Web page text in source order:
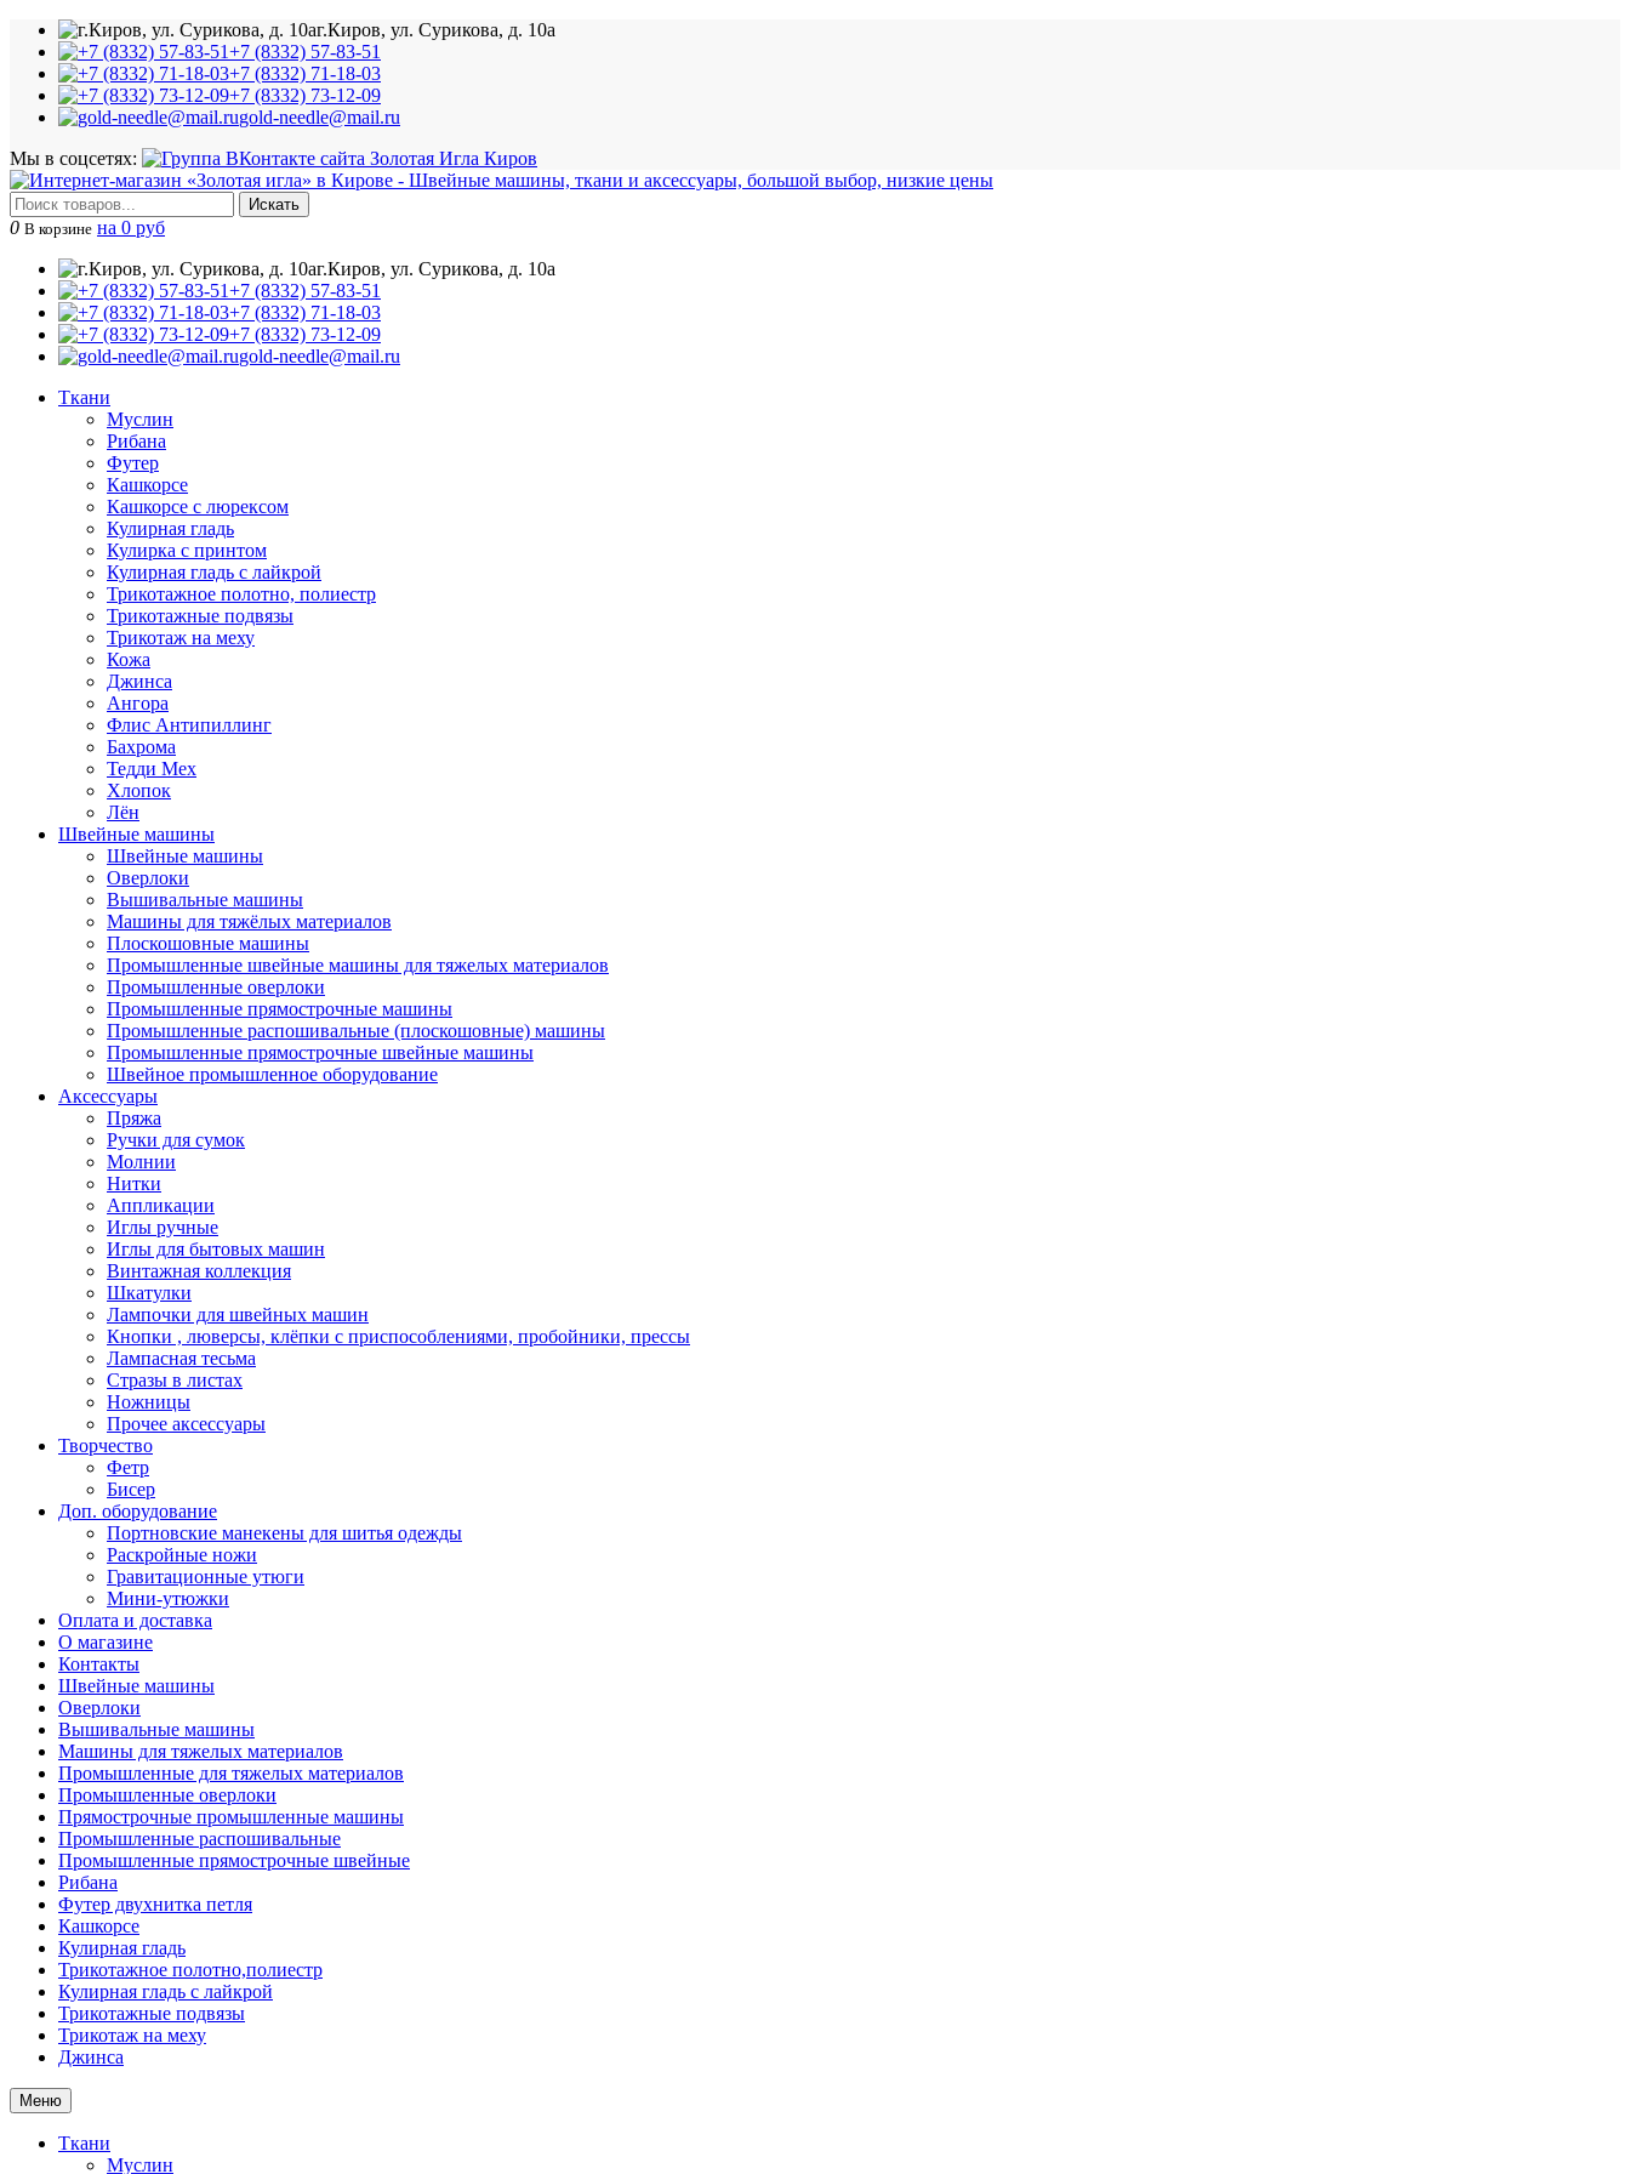
г.Киров, ул. Сурикова, д. 10а
+7 (8332) 57-83-51
+7 (8332) 71-18-03
+7 (8332) 73-12-09
gold-needle@mail.ru
Мы в соцсетях:
Искать
0 В корзине на 0 руб
г.Киров, ул. Сурикова, д. 10а
+7 (8332) 57-83-51
+7 (8332) 71-18-03
+7 (8332) 73-12-09
gold-needle@mail.ru
Ткани
Муслин
Рибана
Футер
Кашкорсе
Кашкорсе с люрексом
Кулирная гладь
Кулирка с принтом
Кулирная гладь с лайкрой
Трикотажное полотно, полиестр
Трикотажные подвязы
Трикотаж на меху
Кожа
Джинса
Ангора
Флис Антипиллинг
Бахрома
Тедди Мех
Хлопок
Лён
Швейные машины
Швейные машины
Оверлоки
Вышивальные машины
Машины для тяжёлых материалов
Плоскошовные машины
Промышленные швейные машины для тяжелых материалов
Промышленные оверлоки
Промышленные прямострочные машины
Промышленные распошивальные (плоскошовные) машины
Промышленные прямострочные швейные машины
Швейное промышленное оборудование
Аксессуары
Пряжа
Ручки для сумок
Молнии
Нитки
Аппликации
Иглы ручные
Иглы для бытовых машин
Винтажная коллекция
Шкатулки
Лампочки для швейных машин
Кнопки , люверсы, клёпки с приспособлениями, пробойники, прессы
Лампасная тесьма
Стразы в листах
Ножницы
Прочее аксессуары
Творчество
Фетр
Бисер
Доп. оборудование
Портновские манекены для шитья одежды
Раскройные ножи
Гравитационные утюги
Мини-утюжки
Оплата и доставка
О магазине
Контакты
Швейные машины
Оверлоки
Вышивальные машины
Машины для тяжелых материалов
Промышленные для тяжелых материалов
Промышленные оверлоки
Прямострочные промышленные машины
Промышленные распошивальные
Промышленные прямострочные швейные
Рибана
Футер двухнитка петля
Кашкорсе
Кулирная гладь
Трикотажное полотно,полиестр
Кулирная гладь с лайкрой
Трикотажные подвязы
Трикотаж на меху
Джинса
Меню
Ткани
Муслин